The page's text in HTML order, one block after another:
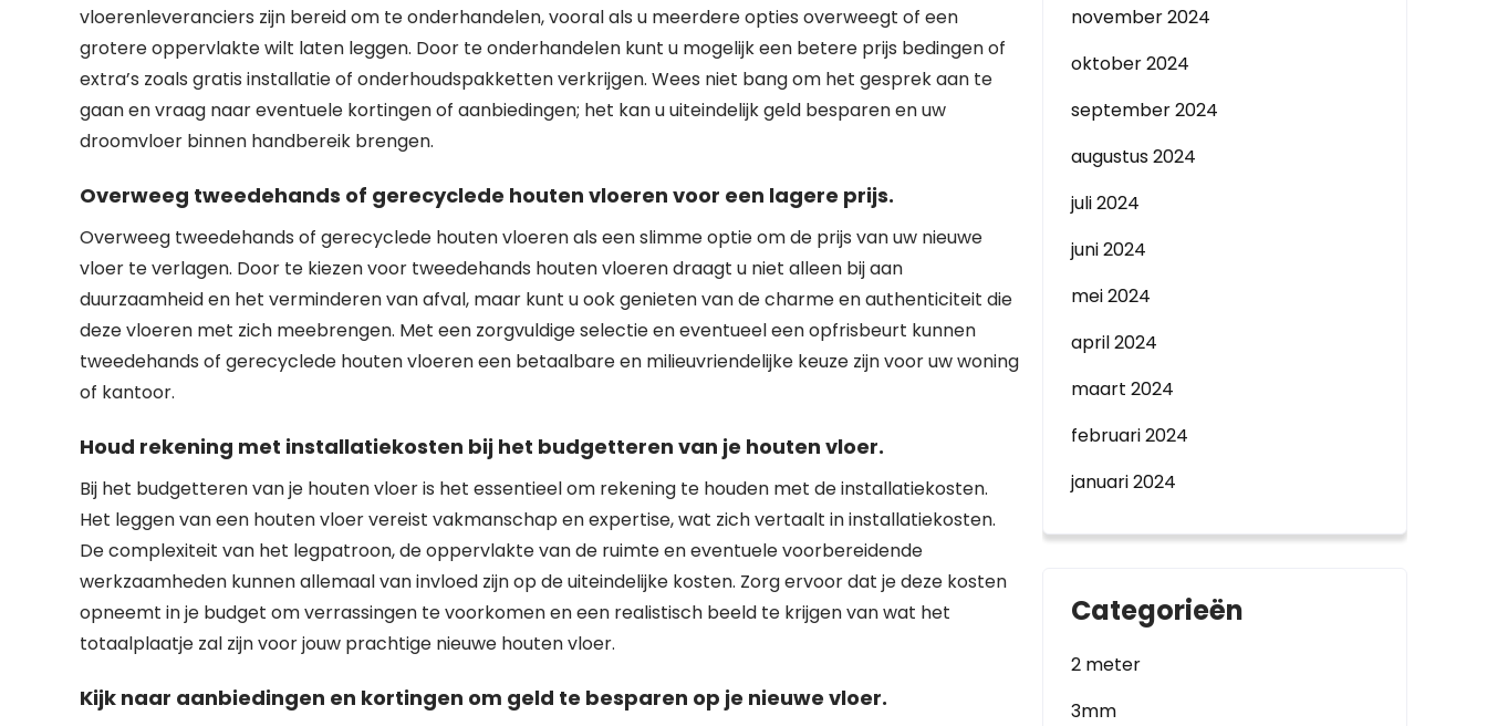
vloerenleveranciers zijn bereid om te onderhandelen, vooral als u meerdere opties overweegt of een
grotere oppervlakte wilt laten leggen. Door te onderhandelen kunt u mogelijk een betere prijs bedingen of
extra’s zoals gratis installatie of onderhoudspakketten verkrijgen. Wees niet bang om het gesprek aan te
gaan en vraag naar eventuele kortingen of aanbiedingen; het kan u uiteindelijk geld besparen en uw
droomvloer binnen handbereik brengen.
Overweeg tweedehands of gerecyclede houten vloeren voor een lagere prijs.
Overweeg tweedehands of gerecyclede houten vloeren als een slimme optie om de prijs van uw nieuwe
vloer te verlagen. Door te kiezen voor tweedehands houten vloeren draagt u niet alleen bij aan
duurzaamheid en het verminderen van afval, maar kunt u ook genieten van de charme en authenticiteit die
deze vloeren met zich meebrengen. Met een zorgvuldige selectie en eventueel een opfrisbeurt kunnen
tweedehands of gerecyclede houten vloeren een betaalbare en milieuvriendelijke keuze zijn voor uw woning
of kantoor.
Houd rekening met installatiekosten bij het budgetteren van je houten vloer.
Bij het budgetteren van je houten vloer is het essentieel om rekening te houden met de installatiekosten.
Het leggen van een houten vloer vereist vakmanschap en expertise, wat zich vertaalt in installatiekosten.
De complexiteit van het legpatroon, de oppervlakte van de ruimte en eventuele voorbereidende
werkzaamheden kunnen allemaal van invloed zijn op de uiteindelijke kosten. Zorg ervoor dat je deze kosten
opneemt in je budget om verrassingen te voorkomen en een realistisch beeld te krijgen van wat het
totaalplaatje zal zijn voor jouw prachtige nieuwe houten vloer.
Kijk naar aanbiedingen en kortingen om geld te besparen op je nieuwe vloer.
november 2024
oktober 2024
september 2024
augustus 2024
juli 2024
juni 2024
mei 2024
april 2024
maart 2024
februari 2024
januari 2024
Categorieën
2 meter
3mm